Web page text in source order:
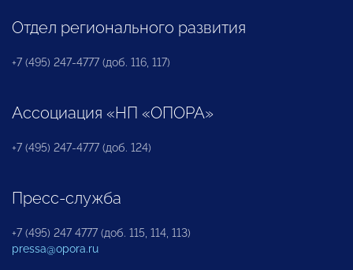
Отдел регионального развития
+7 (495) 247-4777 (доб. 116, 117)
Ассоциация «НП «ОПОРА»
+7 (495) 247-4777 (доб. 124)
Пресс-служба
+7 (495) 247 4777 (доб. 115, 114, 113)
pressa@opora.ru